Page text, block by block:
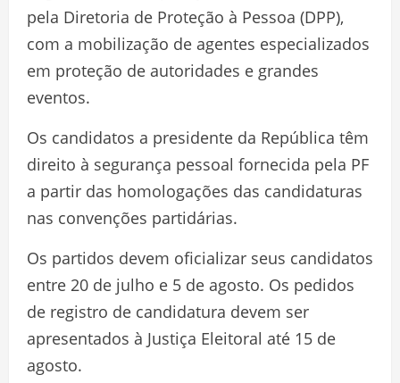
pela Diretoria de Proteção à Pessoa (DPP),
com a mobilização de agentes especializados
em proteção de autoridades e grandes
eventos.
Os candidatos a presidente da República têm
direito à segurança pessoal fornecida pela PF
a partir das homologações das candidaturas
nas convenções partidárias.
Os partidos devem oficializar seus candidatos
entre 20 de julho e 5 de agosto. Os pedidos
de registro de candidatura devem ser
apresentados à Justiça Eleitoral até 15 de
agosto.